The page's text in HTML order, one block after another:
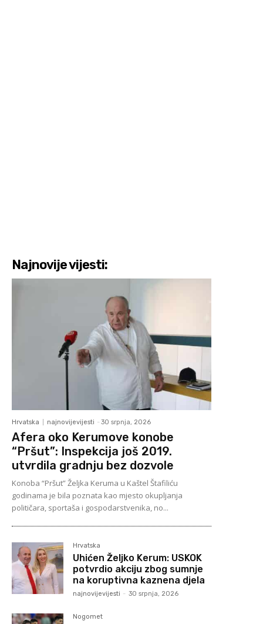
Najnovije vijesti:
Hrvatska najnovijevijesti - 30 srpnja, 2026
Afera oko Kerumove konobe
“Pršut”: Inspekcija još 2019.
utvrdila gradnju bez dozvole
Konoba “Pršut” Željka Keruma u Kaštel Štafiliću
godinama je bila poznata kao mjesto okupljanja
političara, sportaša i gospodarstvenika, no...
Hrvatska
Uhićen Željko Kerum: USKOK
potvrdio akciju zbog sumnje
na koruptivna kaznena djela
najnovijevijesti - 30 srpnja, 2026
Nogomet